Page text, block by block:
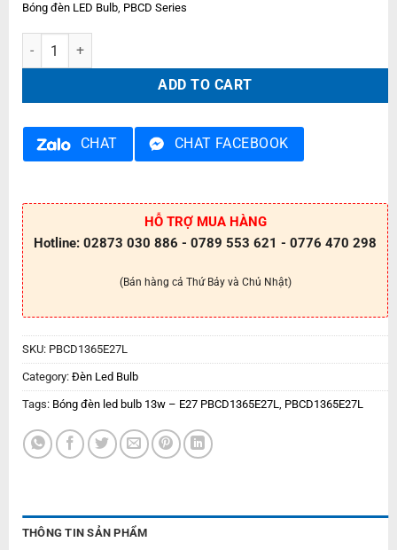
Bóng đèn LED Bulb, PBCD Series
Bóng đèn led bulb 13w – E27 PBCD1365E27L quantity
ADD TO CART
CHAT CHAT FACEBOOK
HỖ TRỢ MUA HÀNG
Hotline: 02873 030 886 - 0789 553 621 - 0776 470 298
(Bán hàng cả Thứ Bảy và Chủ Nhật)
SKU: PBCD1365E27L
Category: Đèn Led Bulb
Tags: Bóng đèn led bulb 13w – E27 PBCD1365E27L PBCD1365E27L
THÔNG TIN SẢN PHẨM